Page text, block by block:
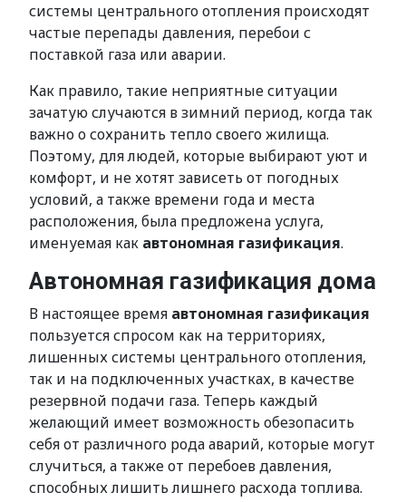
системы центрального отопления происходят
частые перепады давления, перебои с
поставкой газа или аварии.
Как правило, такие неприятные ситуации
зачатую случаются в зимний период, когда так
важно о сохранить тепло своего жилища.
Поэтому, для людей, которые выбирают уют и
комфорт, и не хотят зависеть от погодных
условий, а также времени года и места
расположения, была предложена услуга,
именуемая как автономная газификация.
Автономная газификация дома
В настоящее время автономная газификация
пользуется спросом как на территориях,
лишенных системы центрального отопления,
так и на подключенных участках, в качестве
резервной подачи газа. Теперь каждый
желающий имеет возможность обезопасить
себя от различного рода аварий, которые могут
случиться, а также от перебоев давления,
способных лишить лишнего расхода топлива.